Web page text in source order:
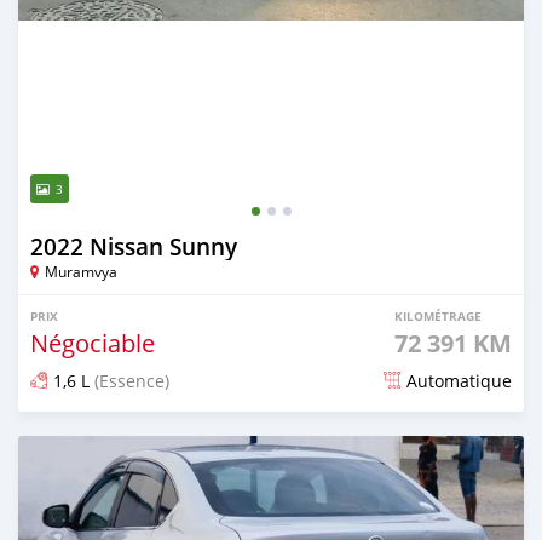
3
2022 Nissan Sunny
Muramvya
PRIX
Négociable
KILOMÉTRAGE
72 391 KM
1,6 L (Essence) Automatique
Publié il y a 3 mois